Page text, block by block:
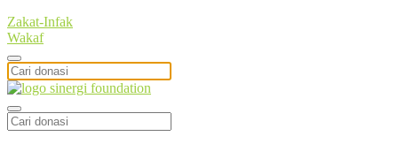
Zakat-Infak
Wakaf